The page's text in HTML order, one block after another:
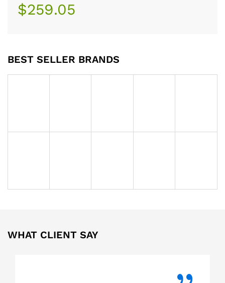
$259.05
BEST SELLER BRANDS
WHAT CLIENT SAY